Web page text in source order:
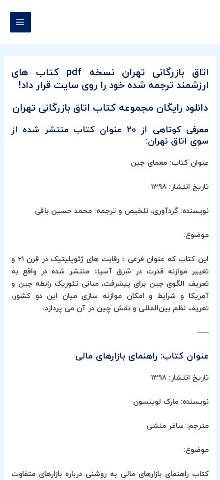
اتاق بازرگانی تهران نسخه pdf کتاب های
ارزشمند ترجمه شده خود را روی سایت قرار داد!
دانلود رایگان مجموعه کتاب اتاق بازرگانی تهران
معرفی کوتاهی از 20 عنوان کتاب منتشر شده از
سوی اتاق تهران:
عنوان کتاب: معمای چین
تاریخ انتشار: 1398
نویسنده: گردآوری، تلخیص و ترجمه: محمد حسین باقی
موضوع:
این کتاب که عنوان فرعی « رقابت های ژئوپلیتیک در قرن 21 و
تغییر موازنه قدرت در شرق آسیا» منتشر شده در واقع به
تعریف الگوی چین برای پیشرفت، مبانی تئوریک رابطه چین و
آمریکا و شرایط و امکان موازنه‌ سازی میان این دو کشور،
تعریف نظم بین‌المللی و نقش چین در آن می پردازد.
—–
عنوان کتاب: راهنمای بازارهای مالی
تاریخ انتشار: 1398
نویسنده: مارک لوینسون
مترجم: ساغر منشی
موضوع:
کتاب راهنمای بازارهای مالی به روشنی درباره بازارهای متفاوت